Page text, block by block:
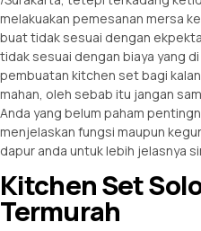
melakuakan pemesanan mersa
buat tidak sesuai dengan
tidak sesuai dengan biaya yang
pembuatan kitchen set bagi
mahan, oleh sebab itu jangan
Anda yang belum paham
menjelaskan fungsi maupun
dapur anda untuk lebih jelasnya
Kitchen Set
Termurah